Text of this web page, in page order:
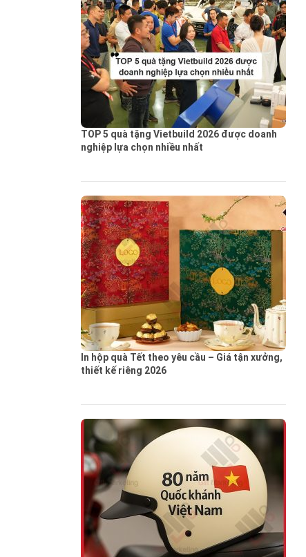
TOP 5 quà tặng Vietbuild 2026 được doanh
nghiệp lựa chọn nhiều nhất
In hộp quà Tết theo yêu cầu – Giá tận xưởng,
thiết kế riêng 2026